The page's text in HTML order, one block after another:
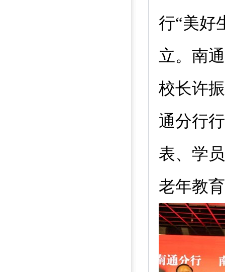
行“美好
立。南
校长许
通分行
表、学
老年教